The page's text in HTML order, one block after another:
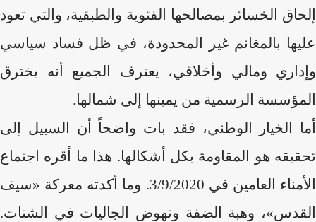
إلحاق الخسائر بمصالحها الفئوية والطبقية، والتي تعود
عليها بالمغانم غير المحدودة، في ظل فساد سياسي
وإداري ومالي وأخلاقي، يعترف الجميع أنه يخترق
المؤسسة الرسمية من يمينها إلى شمالها.
أما الخيار الوطني، فقد بات واضحاً أن السبيل إلى
تحقيقه هو المقاومة بكل أشكالها. هذا ما أقره اجتماع
الأمناء العامين في 3/9/2020. وما أكدته معركة «سيف
القدس»، وهبة الضفة ونهوض الجاليات في الشتات.